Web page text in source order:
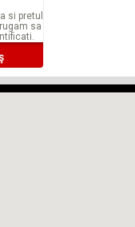
si pretul
sa